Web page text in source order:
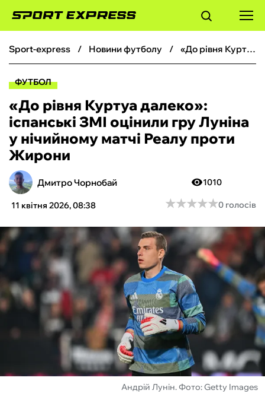
ФУТБОЛ
БОКС
ХОКЕЙ
ТЕНІС
КІБЕРСПОРТ
ЧС-2026
ФУТЗАЛ
БУКМЕКЕРИ
sport-express новини футболу «До рівня Куртуа далеко»: іспанські ЗМІ оцінили гру Луніна у нічийному матчі Реалу проти Жирони
ФУТБОЛ
«До рівня Куртуа далеко»:
іспанські ЗМІ оцінили гру Луніна
у нічийному матчі Реалу проти
Жирони
Дмитро Чорнобай
11 квітня 2026, 08:38
1010
★★★★★
★★★★★0 голосів
Андрій Лунін. Фото: Getty Images